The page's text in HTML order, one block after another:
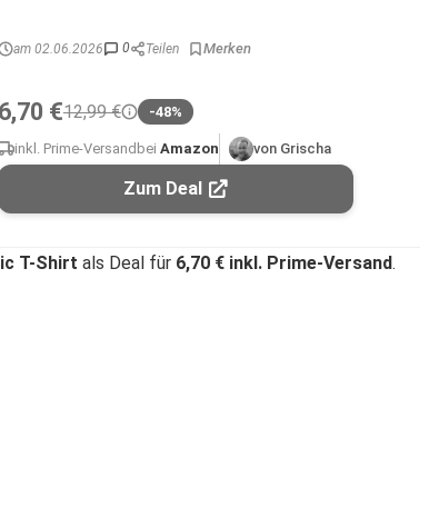
am 02.06.2026 0 Teilen
6,70 €12,99 € -48%
inkl. Prime-Versand bei Amazon von Grischa
Zum Deal
T-Shirt als Deal für 6,70 € inkl. Prime-Versand.